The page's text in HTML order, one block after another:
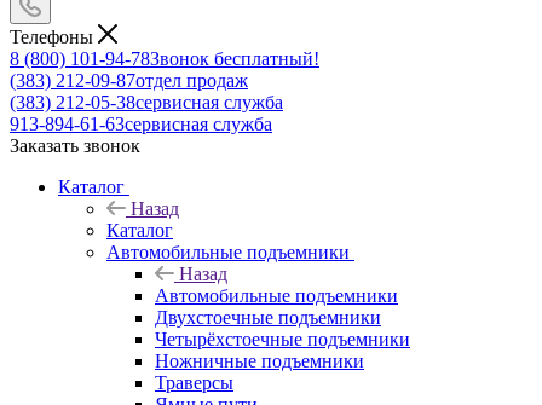
Телефоны
8 (800) 101-94-78Звонок бесплатный!
(383) 212-09-87отдел продаж
(383) 212-05-38сервисная служба
913-894-61-63сервисная служба
Заказать звонок
Каталог
Назад
Каталог
Автомобильные подъемники
Назад
Автомобильные подъемники
Двухстоечные подъемники
Четырёхстоечные подъемники
Ножничные подъемники
Траверсы